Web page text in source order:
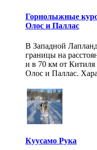
Горнолыжные
Олос и Паллас
В Западной
границы на
и в 70 км от
Олос и Паллас.
Куусамо Рука